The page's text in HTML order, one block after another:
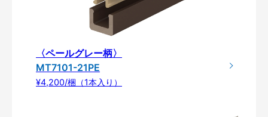
〈ペールグレー柄〉
MT7101-21PE
¥4,200/梱（1本入り）